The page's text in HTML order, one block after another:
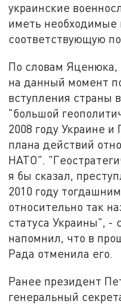
украинские
иметь необходимые
соответствующую
По словам Яценюка,
на данный момент
вступления страны
"большой
2008 году Украине и
плана действий
НАТО".
я бы сказал,
2010 году
относительно так
статуса Украины", -
напомнил, что в
Рада отменила его.
Ранее президент
генеральный